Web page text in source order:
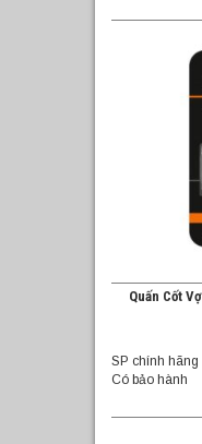
Quấn Cốt
SP chính hãng
Có bảo hành